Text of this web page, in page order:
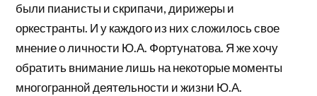
были пианисты и скрипачи, дирижеры и
оркестранты. И у каждого из них сложилось свое
мнение о личности Ю.А. Фортунатова. Я же хочу
обратить внимание лишь на некоторые моменты
многогранной деятельности и жизни Ю.А.